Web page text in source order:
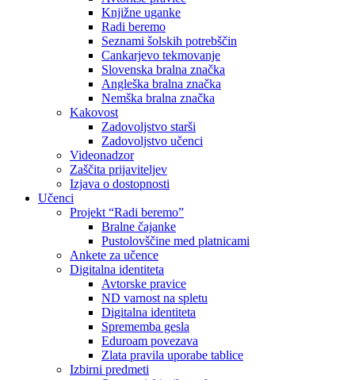
Knjižne uganke
Radi beremo
Seznami šolskih potrebščin
Cankarjevo tekmovanje
Slovenska bralna značka
Angleška bralna značka
Nemška bralna značka
Kakovost
Zadovoljstvo starši
Zadovoljstvo učenci
Videonadzor
Zaščita prijaviteljev
Izjava o dostopnosti
Učenci
Projekt “Radi beremo”
Bralne čajanke
Pustolovščine med platnicami
Ankete za učence
Digitalna identiteta
Avtorske pravice
ND varnost na spletu
Digitalna identiteta
Sprememba gesla
Eduroam povezava
Zlata pravila uporabe tablice
Izbirni predmeti